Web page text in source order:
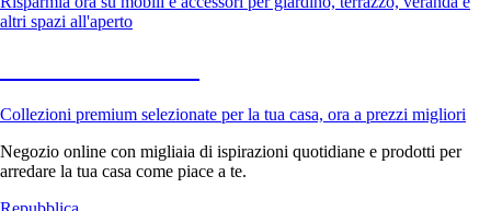
altri spazi all'aperto
Collezioni premium selezionate per la tua casa, ora a prezzi migliori
Negozio online con migliaia di ispirazioni quotidiane e prodotti per
arredare la tua casa come piace a te.